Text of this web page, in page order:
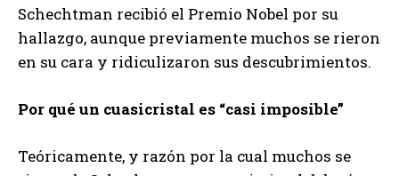
Schechtman recibió el Premio Nobel por su
hallazgo, aunque previamente muchos se rieron
en su cara y ridiculizaron sus descubrimientos.
Por qué un cuasicristal es “casi imposible”
Teóricamente, y razón por la cual muchos se